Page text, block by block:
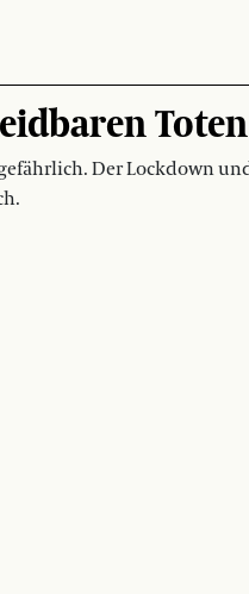
Toten
Der Lockdown